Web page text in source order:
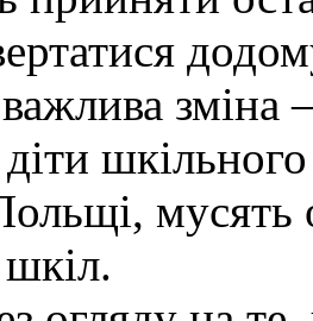
зміна
діти